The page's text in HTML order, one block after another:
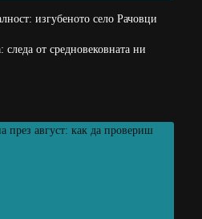
изгубеното село Рачовци
следа от средновековната ни